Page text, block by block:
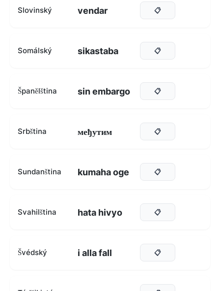
Slovinský vendar 📋
Somálský sikastaba 📋
Španělština sin embargo 📋
Srbština међутим 📋
Sundanština kumaha oge 📋
Svahilština hata hivyo 📋
Švédský i alla fall 📋